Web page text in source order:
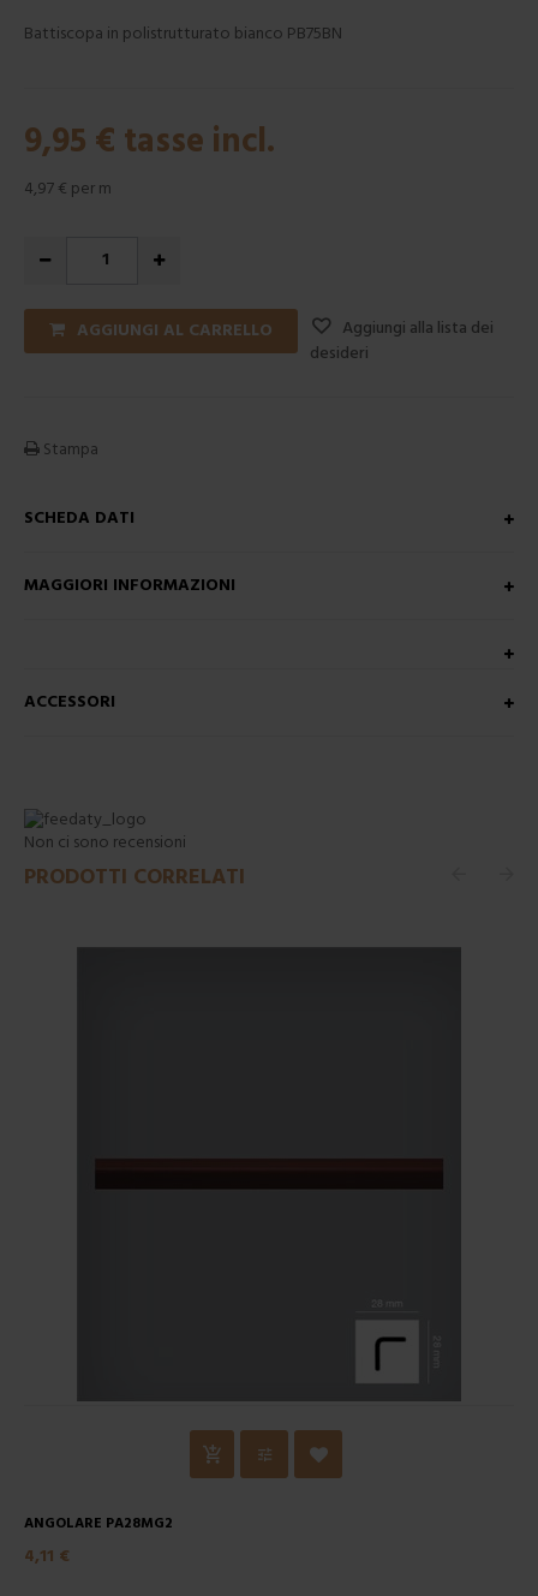
Battiscopa in polistrutturato bianco PB75BN
9,95 € tasse incl.
4,97 € per m
AGGIUNGI AL CARRELLO
Aggiungi alla lista dei
desideri
Stampa
SCHEDA DATI
MAGGIORI INFORMAZIONI
ACCESSORI
Non ci sono recensioni
PRODOTTI CORRELATI
ANGOLARE PA28MG2
4,11 €